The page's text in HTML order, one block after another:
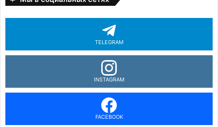
TELEGRAM
INSTAGRAM
FACEBOOK